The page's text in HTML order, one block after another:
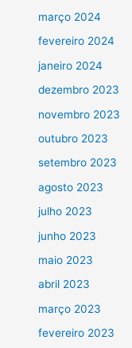
março 2024
fevereiro 2024
janeiro 2024
dezembro 2023
novembro 2023
outubro 2023
setembro 2023
agosto 2023
julho 2023
junho 2023
maio 2023
abril 2023
março 2023
fevereiro 2023